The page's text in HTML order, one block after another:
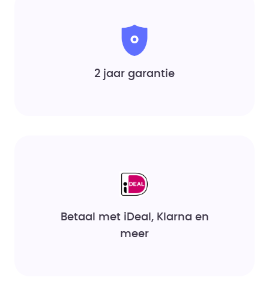
2 jaar garantie
Betaal met iDeal, Klarna en
meer